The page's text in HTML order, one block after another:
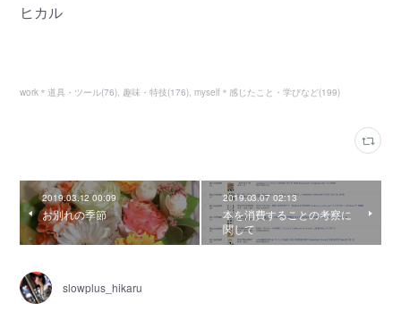
ヒカル
work＊道具・ツール(76) 趣味・特技(176) myself＊感じたこと・学びなど(199)
2019.03.12 00:09
お別れの季節
2019.03.07 02:13
本を消費することの考察に
関して
slowplus_hikaru